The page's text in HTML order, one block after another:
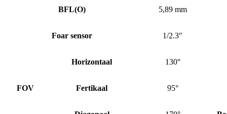
BFL(O) 5,89 mm
Foar sensor 1/2.3″
FOV
Horizontaal 130°
Fertikaal 95°